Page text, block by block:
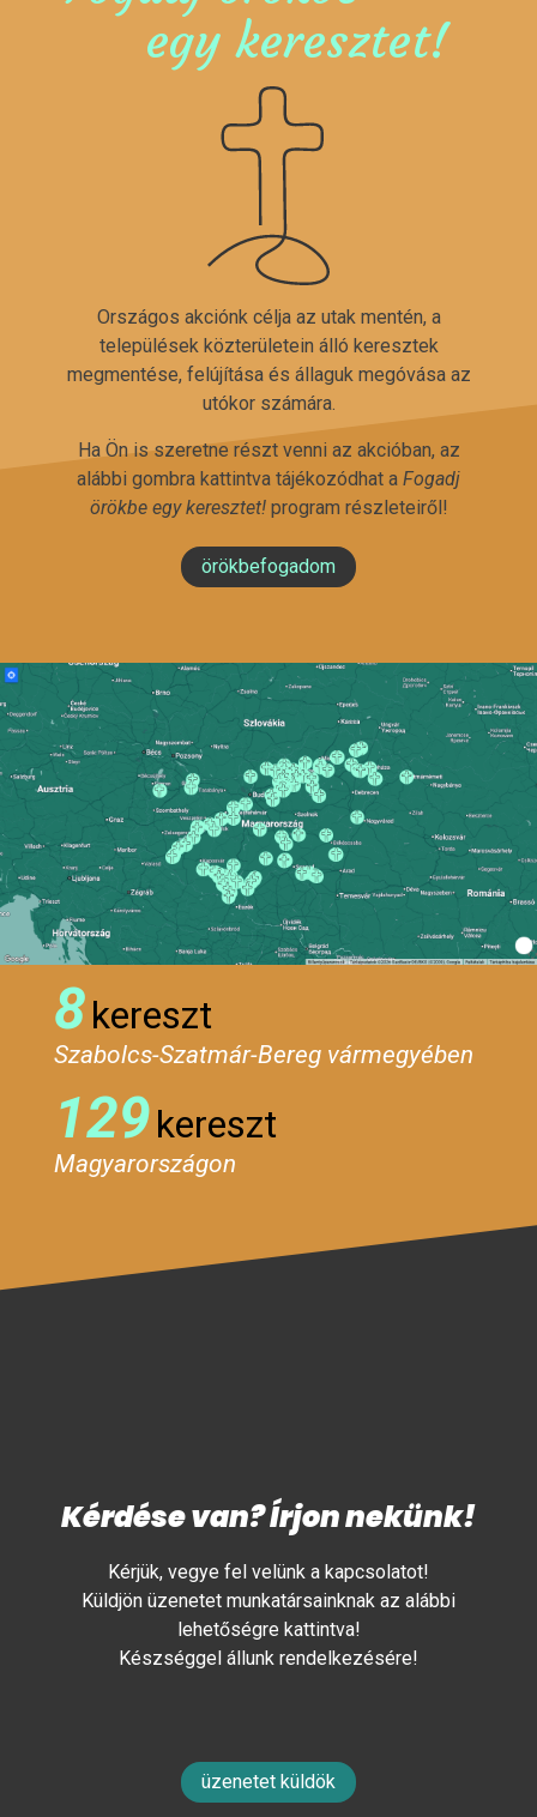
egy keresztet!
Országos akciónk célja az utak mentén, a
települések közterületein álló keresztek
megmentése, felújítása és állaguk megóvása az
utókor számára.
Ha Ön is szeretne részt venni az akcióban, az
alábbi gombra kattintva tájékozódhat a Fogadj
örökbe egy keresztet!program részleteiről!
örökbefogadom
8kereszt
Szabolcs-Szatmár-Bereg vármegyében
129kereszt
Magyarországon
Kérdése van? Írjon nekünk!
Kérjük, vegye fel velünk a kapcsolatot!
Küldjön üzenetet munkatársainknak az alábbi
lehetőségre kattintva!
Készséggel állunk rendelkezésére!
üzenetet küldök